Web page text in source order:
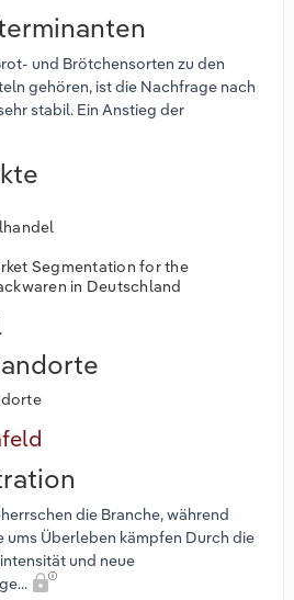
und Brötchensorten zu den
gehören, ist die Nachfrage nach
stabil. Ein Anstieg der
Segmentation for the
in Deutschland
die Branche, während
ums Überleben kämpfen Durch die
und neue